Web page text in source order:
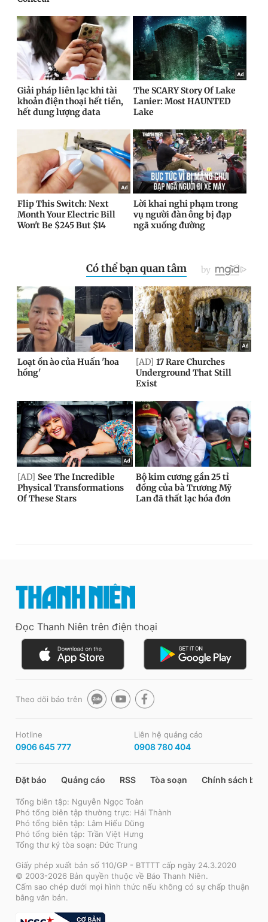
Đọc Thanh Niên trên điện thoại
Theo dõi báo trên
Hotline
0906 645 777
Liên hệ quảng cáo
0908 780 404
Đặt báo Quảng cáo RSS Tòa soạn Chính sách bảo
Tổng biên tập: Nguyễn Ngọc Toàn
Phó tổng biên tập thường trực: Hải Thành
Phó tổng biên tập: Lâm Hiếu Dũng
Phó tổng biên tập: Trần Việt Hưng
Tổng thư ký tòa soạn: Đức Trung
Giấy phép xuất bản số 110/GP - BTTTT cấp ngày 24.3.2020
© 2003-2026 Bản quyền thuộc về Báo Thanh Niên.
Cấm sao chép dưới mọi hình thức nếu không có sự chấp thuận
bằng văn bản.